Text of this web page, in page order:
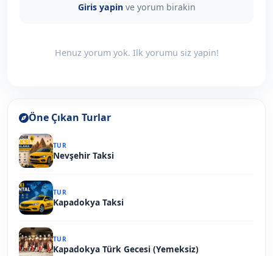
Giris yapinve yorum birakin
Henuz yorum yok. Ilk yorumu siz yapin!
Öne Çıkan Turlar
TUR
Nevşehir Taksi
TUR
Kapadokya Taksi
TUR
Kapadokya Türk Gecesi (Yemeksiz)